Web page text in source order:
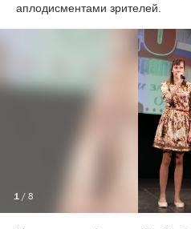
аплодисментами зрителей.
1 / 8